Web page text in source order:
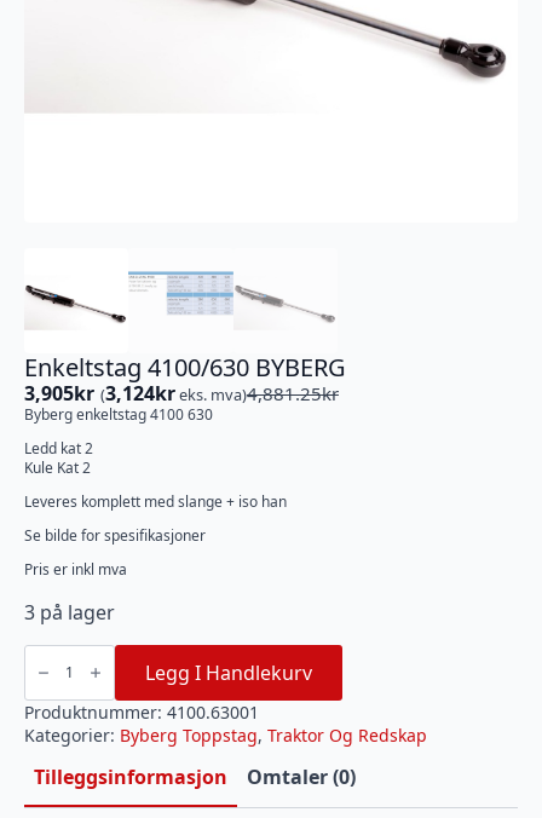
Enkeltstag 4100/630 BYBERG
4,881.25kr
Opprinnelig
pris
var:
4,881.25kr.
3,905kr
Nåværende
pris
er:
3,905kr.
(3,124kreks. mva)
Byberg enkeltstag 4100 630
Ledd kat 2
Kule Kat 2
Leveres komplett med slange + iso han
Se bilde for spesifikasjoner
Pris er inkl mva
3 på lager
Enkeltstag
4100/630
BYBERG
antall
Legg I Handlekurv
Produktnummer: 4100.63001
Kategorier: Byberg Toppstag, Traktor Og Redskap
Tilleggsinformasjon Omtaler (0)